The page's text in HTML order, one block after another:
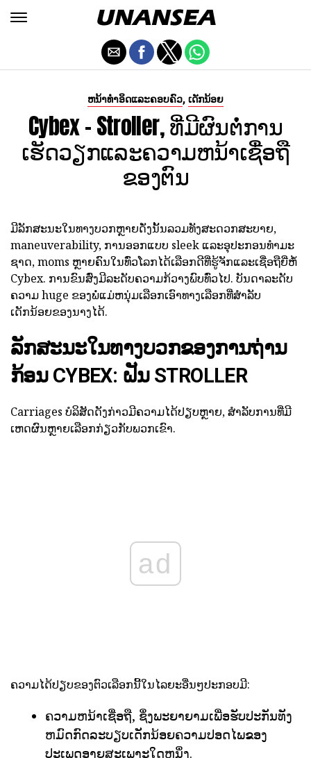
ຫນ້າທໍາອິດແລະຄອບຄົວ, ເດັກນ້ອຍ
Cybex - Stroller, ທີ່ມີຜົນຕໍ່ການ
ເຮັດວຽກແລະຄວາມຫນ້າເຊື່ອຖື
ຂອງຕົນ
ມີລັກສະນະໃນທາງບວກຫຼາຍດັ່ງນັ້ນລວມທັງສະດວກສະບາຍ,
maneuverability, ການອອກແບບ sleek ແລະອຸປະກອນທໍາມະ
ຊາດ, moms ຫຼາຍຄົນໃນທົ່ວໂລກໄດ້ເລືອກດີທີ່ຮູ້ຈັກແລະເຊື່ອຖືຍີ່ຫໍ້
Cybex. ການຂົນສົ່ງມີລະດັບຄວາມກ້ວາງພົບທົ່ວໄປ. ບັນດາລະດັບ
ຄວາມ huge ຂອງພໍ່ແມ່ຫນຸ່ມເລືອກເອົາທາງເລືອກທີ່ສໍາລັບ
ເດັກນ້ອຍຂອງນາງໄດ້.
ລັກສະນະໃນທາງບວກຂອງການຖ່ານ
ກ້ອນ CYBEX: ຝັນ STROLLER
Carriages ບໍລິສັດດັງກ່າວມີຄວາມໄດ້ປຽບຫຼາຍ, ສໍາລັບການທີ່ມີ
ເຫດຜົນຫຼາຍເລືອກກ່ຽວກັບພວກເຂົາ.
ad
ຄວາມໄດ້ປຽບຂອງຕົວເລືອກນີ້ໃນໄລຍະອື່ນໆປະກອບມີ:
ຄວາມຫນ້າເຊື່ອຖື, ຊຶ່ງພະຍາຍາມເພື່ອຮັບປະກັນທັງ
ຫມົດກົດລະບຽບເດັກນ້ອຍຄວາມປອດໄພຂອງ
ປະເພດອາຍຸສະເພາະໃດຫນຶ່ງ.